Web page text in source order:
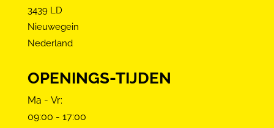
3439 LD
Nieuwegein
Nederland
OPENINGS-TIJDEN
Ma - Vr:
09:00 - 17:00